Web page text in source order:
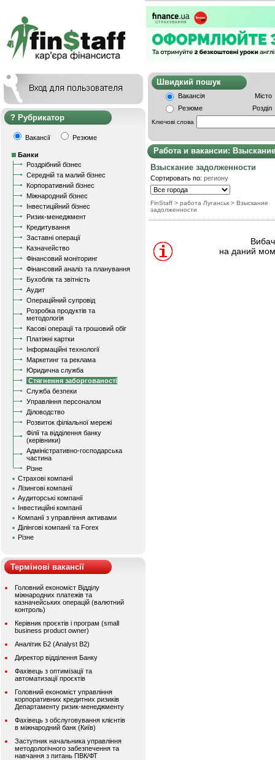
Рубрикатор
Вакансії Резюме
Банки
Роздрібний бізнес
Середній та малий бізнес
Корпоративний бізнес
Міжнародний бізнес
Інвестиційний бізнес
Ризик-менеджмент
Кредитування
Заставні операції
Казначейство
Фінансовий моніторинг
Фінансовий аналіз та планування
Бухоблік та звітність
Аудит
Операційний супровід
Розробка продуктів та
методологія
Касові операції та грошовий обіг
Платіжні картки
Інформаційні технології
Маркетинг та реклама
Юридична служба
Стягнення заборгованості
Служба безпеки
Управління персоналом
Діловодство
Розвиток філіальної мережі
Філії та відділення банку
(керівники)
Адміністративно-господарська
частина
Різне
Страхові компанії
Лізингові компанії
Аудиторські компанії
Інвестиційні компанії
Компанії з управління активами
Ділінгові компанії та Forex
Різне
Термінові вакансії
Головний економіст Відділу
міжнародних платежів та
казначейських операцій (валютний
контроль)
Керівник проєктів і програм (small
business product owner)
Аналітик Б2 (Analyst B2)
Директор відділення Банку
Фахівець з оптимізації та
автоматизації проєктів
Головний економіст управління
корпоративних кредитних ризиків
Департаменту ризик-менеджменту
Фахівець з обслуговування клієнтів
в міжнародний банк (Київ)
Заступник начальника управління
методологічного забезпечення та
навчання з питань ПВК/ФТ
Швидкий
Вакансія
Місто
Резюме
Розділ
Ключові слова
Работа и вакансии:
Взыскание задолженности
Сортировать по: региону
FinStaff > работа Луганськ > Взыскание
задолженности
на даний